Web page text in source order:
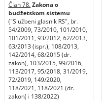
Član 78.Zakona o
budžetskom sistemu
("Službeni glasnik RS", br.
54/2009, 73/2010, 101/2010,
101/2011, 93/2012, 62/2013,
63/2013 (ispr.), 108/2013,
142/2014, 68/2015 (dr.
zakon), 103/2015, 99/2016,
113/2017, 95/2018, 31/2019,
72/2019, 149/2020,
118/2021, 118/2021 (dr.
zakon) i 138/2022)